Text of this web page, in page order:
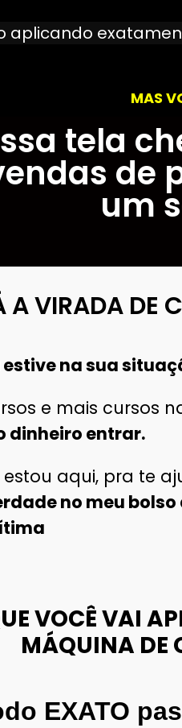
aplicando
MAS
tela
de
um
A VIRADA DE
na sua
e mais cursos
dinheiro entrar.
estou aqui, pra te
no meu
VOCÊ VAI
MÁQUINA DE
EXATO